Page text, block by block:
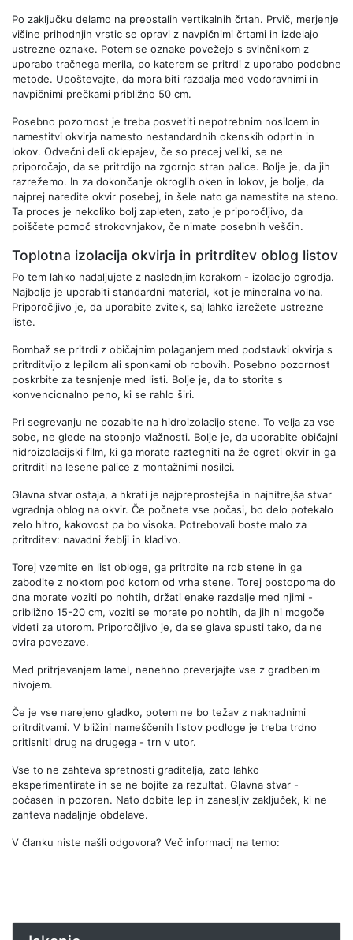
Po zaključku delamo na preostalih vertikalnih črtah. Prvič, merjenje
višine prihodnjih vrstic se opravi z navpičnimi črtami in izdelajo
ustrezne oznake. Potem se oznake povežejo s svinčnikom z
uporabo tračnega merila, po katerem se pritrdi z uporabo podobne
metode. Upoštevajte, da mora biti razdalja med vodoravnimi in
navpičnimi prečkami približno 50 cm.
Posebno pozornost je treba posvetiti nepotrebnim nosilcem in
namestitvi okvirja namesto nestandardnih okenskih odprtin in
lokov. Odvečni deli oklepajev, če so precej veliki, se ne
priporočajo, da se pritrdijo na zgornjo stran palice. Bolje je, da jih
razrežemo. In za dokončanje okroglih oken in lokov, je bolje, da
najprej naredite okvir posebej, in šele nato ga namestite na steno.
Ta proces je nekoliko bolj zapleten, zato je priporočljivo, da
poiščete pomoč strokovnjakov, če nimate posebnih veščin.
Toplotna izolacija okvirja in pritrditev oblog listov
Po tem lahko nadaljujete z naslednjim korakom - izolacijo ogrodja.
Najbolje je uporabiti standardni material, kot je mineralna volna.
Priporočljivo je, da uporabite zvitek, saj lahko izrežete ustrezne
liste.
Bombaž se pritrdi z običajnim polaganjem med podstavki okvirja s
pritrditvijo z lepilom ali sponkami ob robovih. Posebno pozornost
poskrbite za tesnjenje med listi. Bolje je, da to storite s
konvencionalno peno, ki se rahlo širi.
Pri segrevanju ne pozabite na hidroizolacijo stene. To velja za vse
sobe, ne glede na stopnjo vlažnosti. Bolje je, da uporabite običajni
hidroizolacijski film, ki ga morate raztegniti na že ogreti okvir in ga
pritrditi na lesene palice z montažnimi nosilci.
Glavna stvar ostaja, a hkrati je najpreprostejša in najhitrejša stvar
vgradnja oblog na okvir. Če počnete vse počasi, bo delo potekalo
zelo hitro, kakovost pa bo visoka. Potrebovali boste malo za
pritrditev: navadni žeblji in kladivo.
Torej vzemite en list obloge, ga pritrdite na rob stene in ga
zabodite z noktom pod kotom od vrha stene. Torej postopoma do
dna morate voziti po nohtih, držati enake razdalje med njimi -
približno 15-20 cm, voziti se morate po nohtih, da jih ni mogoče
videti za utorom. Priporočljivo je, da se glava spusti tako, da ne
ovira povezave.
Med pritrjevanjem lamel, nenehno preverjajte vse z gradbenim
nivojem.
Če je vse narejeno gladko, potem ne bo težav z naknadnimi
pritrditvami. V bližini nameščenih listov podloge je treba trdno
pritisniti drug na drugega - trn v utor.
Vse to ne zahteva spretnosti graditelja, zato lahko
eksperimentirate in se ne bojite za rezultat. Glavna stvar -
počasen in pozoren. Nato dobite lep in zanesljiv zaključek, ki ne
zahteva nadaljnje obdelave.
V članku niste našli odgovora? Več informacij na temo: